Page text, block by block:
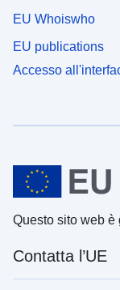
EU Whoiswho
EU publications
Accesso
Questo sito web è
Contatta l’UE